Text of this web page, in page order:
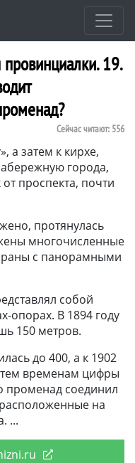
19.
Сейчас читают: 556
а затем к кирхе,
города,
проспекта, почти
протянулась
многочисленные
с панорамными
собой
опорах. В 1894 году
150 метров.
до 400, а к 1902
тем временам цифры
променад соединил
на